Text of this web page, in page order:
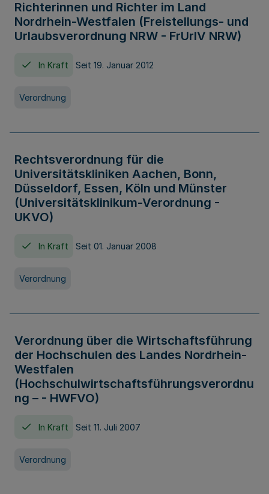
Richterinnen und Richter im Land
Nordrhein-Westfalen (Freistellungs- und
Urlaubsverordnung NRW - FrUrlV NRW)
In Kraft Seit 19. Januar 2012
Verordnung
Rechtsverordnung für die
Universitätskliniken Aachen, Bonn,
Düsseldorf, Essen, Köln und Münster
(Universitätsklinikum-Verordnung -
UKVO)
In Kraft Seit 01. Januar 2008
Verordnung
Verordnung über die Wirtschaftsführung
der Hochschulen des Landes Nordrhein-
Westfalen
(Hochschulwirtschaftsführungsverordnu
ng – - HWFVO)
In Kraft Seit 11. Juli 2007
Verordnung